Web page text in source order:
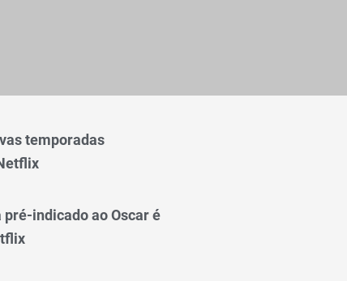
temporadas
indicado ao Oscar é